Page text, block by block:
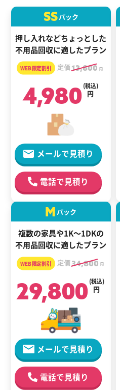
SSパック
押し入れなどちょっとした
不用品回収に適したプラン
定価13,800 円
4,980 円
(税込)
メールで見積り
電話で見積り
M パック
複数の家具や1K～1DKの
不用品回収に適したプラン
定価34,800 円
29,800 円
(税込)
メールで見積り
電話で見積り